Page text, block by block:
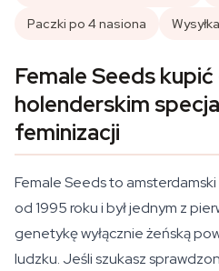
Paczki po 4 nasiona
Female Seeds
holenderskim
feminizacji
Female Seeds to
od 1995 roku i był jednym z
genetykę wyłącznie żeńską
ludzku. Jeśli szukasz